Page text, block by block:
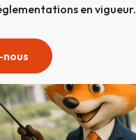
en vigueur.